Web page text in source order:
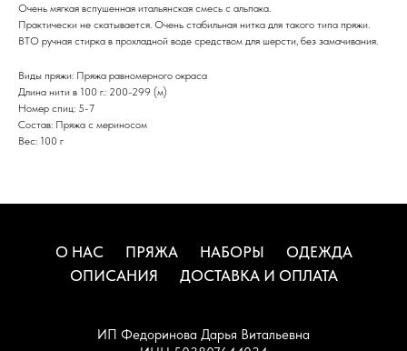
Очень мягкая вспушенная итальянская смесь с альпака.
Практически не скатывается. Очень стабильная нитка для такого типа пряжи.
ВТО ручная стирка в прохладной воде средством для шерсти, без замачивания.
Виды пряжи: Пряжа равномерного окраса
Длина нити в 100 г.: 200-299 (м)
Номер спиц: 5-7
Состав: Пряжа с мериносом
Вес: 100 г
О НАС ПРЯЖА НАБОРЫ
ОДЕЖДА
ОПИСАНИЯ
ДОСТАВКА И ОПЛАТА
ИП Федоринова Дарья Витальевна